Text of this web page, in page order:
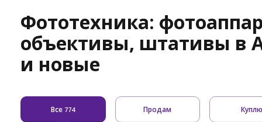
Фототехника:
объективы, штативы в
и новые
Все 774 Продам